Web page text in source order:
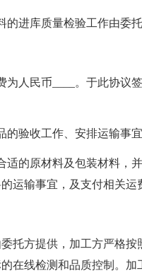
的进库质量检验工作由委
为人民币____。于此协议
的验收工作、安排运输事
适的原材料及包装材料，
运输事宜，及支付相关运
托方提供，加工方严格
在线检测和品质控制。